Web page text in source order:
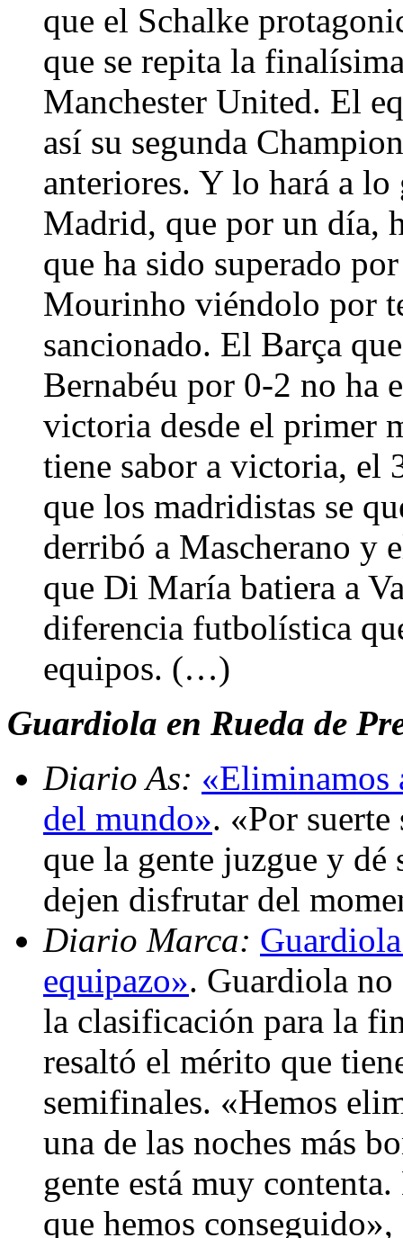
que el Schalke
que se repita la
Manchester United. El
así su segunda
anteriores. Y lo hará a lo
Madrid, que por un día,
que ha sido superado
Mourinho viéndolo por
sancionado. El Barça
Bernabéu por 0-2 no ha
victoria desde el primer
tiene sabor a victoria, el
que los madridistas se
derribó a Mascherano y
que Di María batiera a
diferencia futbolística
equipos. (…)
Guardiola en Rueda de
Diario As: «Eliminamos
del mundo». «Por suerte
que la gente juzgue y
dejen disfrutar del
Diario Marca:
equipazo». Guardiola
la clasificación para la
resaltó el mérito que
semifinales. «Hemos
una de las noches más
gente está muy
que hemos